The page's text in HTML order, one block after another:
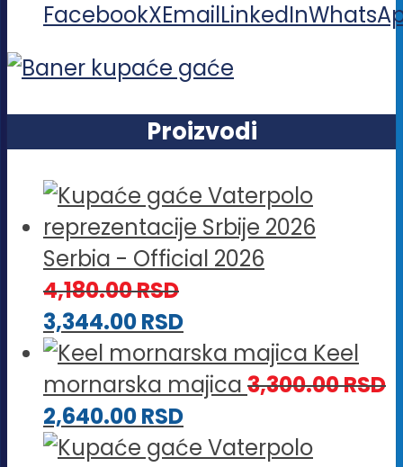
FacebookXEmailLinkedIn
Proizvodi
Serbia - Official 2026
4,180.00RSD
3,344.00RSD
Keel
mornarska majica 3,300.00RSD
2,640.00RSD